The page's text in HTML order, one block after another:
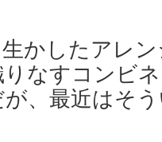
かしたアレ
なすコンビ
、最近はそ